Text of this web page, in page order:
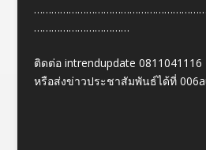
……………………………
ติดต่อ intrendupdate 0811041116
หรือส่งข่าวประชาสัมพันธ์ได้ที่